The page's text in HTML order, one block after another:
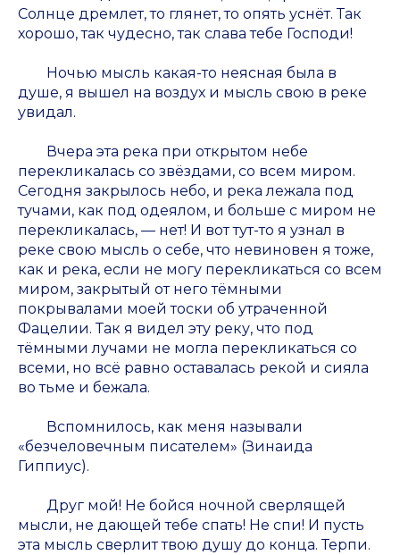
Солнце дремлет, то глянет, то опять уснёт. Так
хорошо, так чудесно, так слава тебе Господи!
Ночью мысль какая-то неясная была в
душе, я вышел на воздух и мысль свою в реке
увидал.
Вчера эта река при открытом небе
перекликалась со звёздами, со всем миром.
Сегодня закрылось небо, и река лежала под
тучами, как под одеялом, и больше с миром не
перекликалась, — нет! И вот тут-то я узнал в
реке свою мысль о себе, что невиновен я тоже,
как и река, если не могу перекликаться со всем
миром, закрытый от него тёмными
покрывалами моей тоски об утраченной
Фацелии. Так я видел эту реку, что под
тёмными лучами не могла перекликаться со
всеми, но всё равно оставалась рекой и сияла
во тьме и бежала.
Вспомнилось, как меня называли
«безчеловечным писателем» (Зинаида
Гиппиус).
Друг мой! Не бойся ночной сверлящей
мысли, не дающей тебе спать! Не спи! И пусть
эта мысль сверлит твою душу до конца. Терпи.